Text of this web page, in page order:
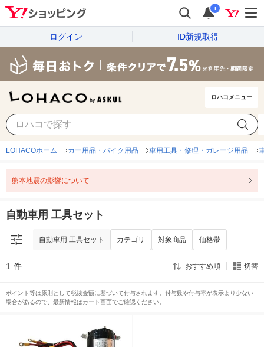
i
ログイン ID新規取得
ロハコメニュー
自動車用 工具セット
LOHACOホーム カー用品・バイク用品 車用工具・修理・ガレージ用品
熊本地震の影響について
自動車用 工具セット
自動車用 工具セット カテゴリ 対象商品 価格帯
1 件 おすすめ順 切替
ポイント等は原則として税抜金額に基づいて付与されます。付与数や付与率が表示より少ない
場合があるので、最新情報はカート画面でご確認ください。